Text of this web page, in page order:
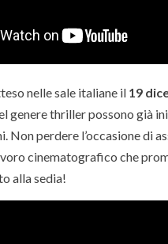
nelle sale italiane il 19
genere thriller possono già
Non perdere l’occasione di
cinematografico che
alla sedia!